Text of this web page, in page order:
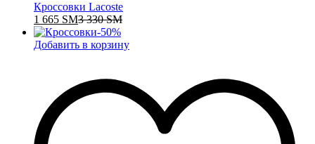
Кроссовки Lacoste
1 665 ЅМ3 330ЅМ
-50%
Добавить в корзину